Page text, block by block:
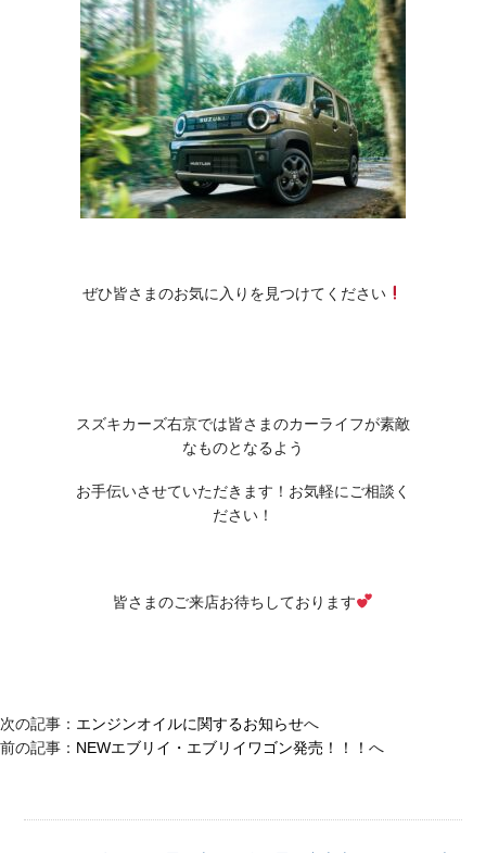
ぜひ皆さまのお気に入りを見つけてください
スズキカーズ右京では皆さまのカーライフが素敵
なものとなるよう
お手伝いさせていただきます！お気軽にご相談く
ださい！
皆さまのご来店お待ちしております
次の記事： エンジンオイルに関するお知らせへ
前の記事： NEWエブリイ・エブリイワゴン発売！！！ へ